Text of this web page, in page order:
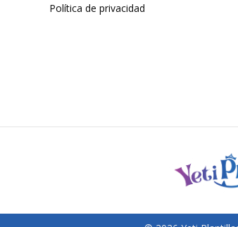
Política de privacidad